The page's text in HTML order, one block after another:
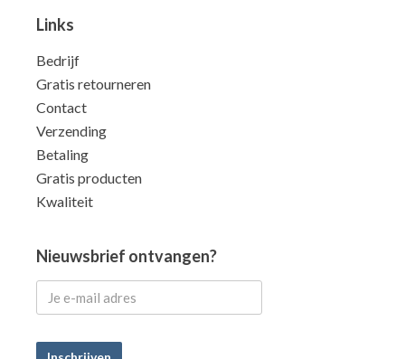
Links
Bedrijf
Gratis retourneren
Contact
Verzending
Betaling
Gratis producten
Kwaliteit
Nieuwsbrief ontvangen?